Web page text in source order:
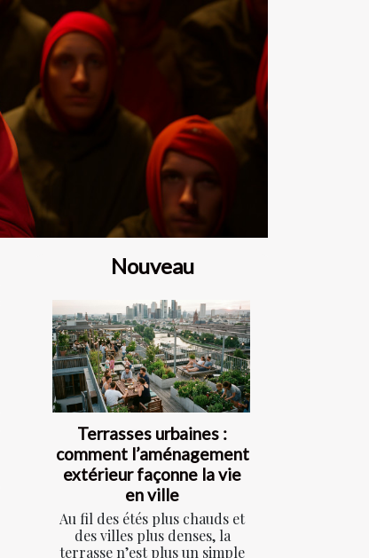
Nouveau
Terrasses urbaines :
comment l’aménagement
extérieur façonne la vie
en ville
Au fil des étés plus chauds et
des villes plus denses, la
terrasse n’est plus un simple